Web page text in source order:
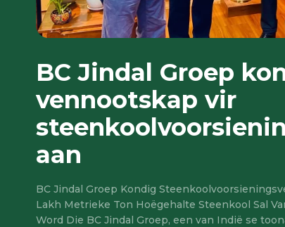
BC Jindal Groep
vennootskap vir
aan
BC Jindal Groep Kondig
Lakh Metrieke Ton Hoëgehalte Steenkool Sal
Word Die BC Jindal Groep, een van Indië se